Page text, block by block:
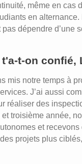
même en cas
en
dépendre d’une
t-on confié,
mis notre temps à
J’ai aussi
réaliser des
troisième année,
et
projets plus